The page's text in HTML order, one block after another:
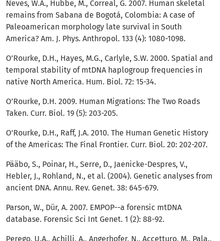
Neves, W.A., Hubbe, M., Correal, G. 2007. Human skeletal
remains from Sabana de Bogotá, Colombia: A case of
Paleoamerican morphology late survival in South
America? Am. J. Phys. Anthropol. 133 (4): 1080-1098.
O’Rourke, D.H., Hayes, M.G., Carlyle, S.W. 2000. Spatial and
temporal stability of mtDNA haplogroup frequencies in
native North America. Hum. Biol. 72: 15-34.
O’Rourke, D.H. 2009. Human Migrations: The Two Roads
Taken. Curr. Biol. 19 (5): 203-205.
O’Rourke, D.H., Raff, J.A. 2010. The Human Genetic History
of the Americas: The Final Frontier. Curr. Biol. 20: 202-207.
Pääbo, S., Poinar, H., Serre, D., Jaenicke-Despres, V.,
Hebler, J., Rohland, N., et al. (2004). Genetic analyses from
ancient DNA. Annu. Rev. Genet. 38: 645-679.
Parson, W., Dür, A. 2007. EMPOP--a forensic mtDNA
database. Forensic Sci Int Genet. 1 (2): 88-92.
Perego, U.A., Achilli, A., Angerhofer, N., Accetturo, M., Pala.,